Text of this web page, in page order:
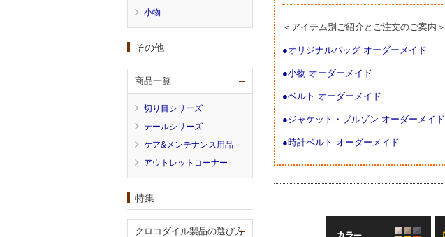
＜アイテム別ご紹介とご注文のご案内＞
●オリジナルバッグ オーダーメイド
●小物 オーダーメイド
●ベルト オーダーメイド
●ジャケット・ブルゾン オーダーメイド
●時計ベルト オーダーメイド
小物
その他
商品一覧
切り目シリーズ
テールシリーズ
ケア&メンテナンス用品
アウトレットコーナー
特集
クロコダイル製品の選び方